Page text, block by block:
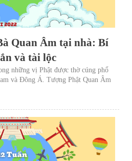
Quan Âm tại nhà: Bí
và tài lộc
những vị Phật được thờ cúng phổ
và Đông Á. Tượng Phật Quan Âm